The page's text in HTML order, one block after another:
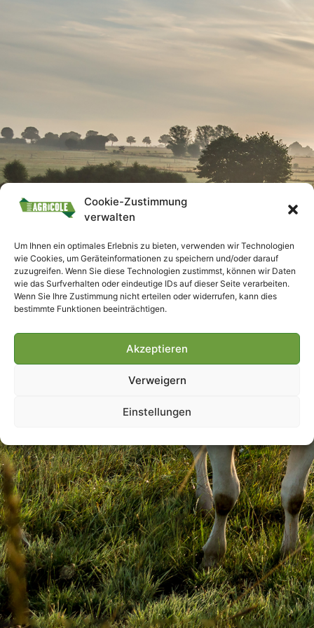
Cookie-Zustimmung
verwalten
Um Ihnen ein optimales Erlebnis zu bieten, verwenden wir Technologien
wie Cookies, um Geräteinformationen zu speichern und/oder darauf
zuzugreifen. Wenn Sie diese Technologien zustimmst, können wir Daten
wie das Surfverhalten oder eindeutige IDs auf dieser Seite verarbeiten.
Wenn Sie Ihre Zustimmung nicht erteilen oder widerrufen, kann dies
bestimmte Funktionen beeinträchtigen.
Akzeptieren
Verweigern
Einstellungen
Villmools Merci! Bis nächst
Joer!